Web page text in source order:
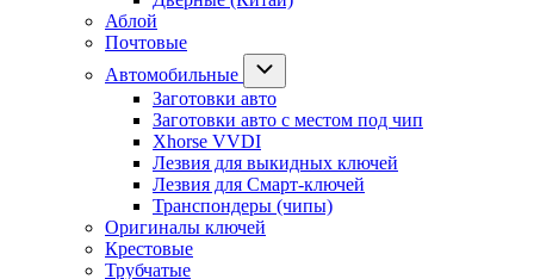
Аблой
Почтовые
Автомобильные
Заготовки авто
Заготовки авто с местом под чип
Xhorse VVDI
Лезвия для выкидных ключей
Лезвия для Смарт-ключей
Транспондеры (чипы)
Оригиналы ключей
Крестовые
Трубчатые